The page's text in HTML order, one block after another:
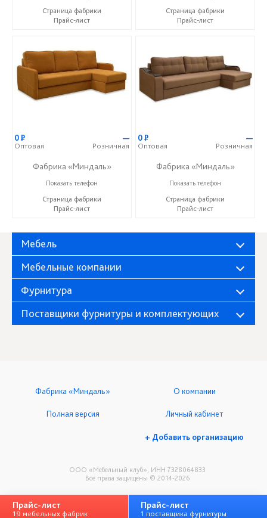
Страница фабрики
Прайс-лист
Страница фабрики
Прайс-лист
0Р
Оптовая
—
Розничная
Фабрика «Миндаль»
+7 (927) 630-62-82
Показать телефон
Страница фабрики
Прайс-лист
0Р
Оптовая
—
Розничная
Фабрика «Миндаль»
+7 (927) 630-62-82
Показать телефон
Страница фабрики
Прайс-лист
Мебель
Мебельные компании
Фурнитура
Поставщики фурнитуры и комплектующих
ООО «Мебельный клуб», ИНН 7328064833
Все права защищены © 2014-2026
Фабрика «Миндаль» О компании
Полная версия Личный кабинет
+ Добавить организацию
Прайс-лист
19 мебельных фабрик
Прайс-лист
1 поставщика фурнитуры